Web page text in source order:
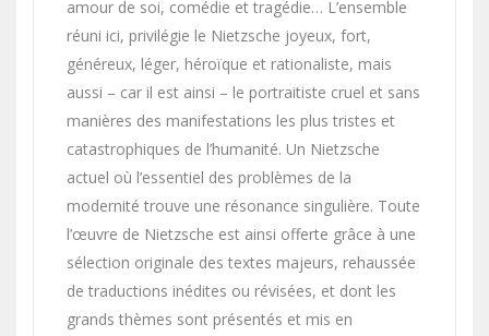
amour de soi, comédie et tragédie… L’ensemble
réuni ici, privilégie le Nietzsche joyeux, fort,
généreux, léger, héroïque et rationaliste, mais
aussi – car il est ainsi – le portraitiste cruel et sans
manières des manifestations les plus tristes et
catastrophiques de l’humanité. Un Nietzsche
actuel où l’essentiel des problèmes de la
modernité trouve une résonance singulière. Toute
l’œuvre de Nietzsche est ainsi offerte grâce à une
sélection originale des textes majeurs, rehaussée
de traductions inédites ou révisées, et dont les
grands thèmes sont présentés et mis en